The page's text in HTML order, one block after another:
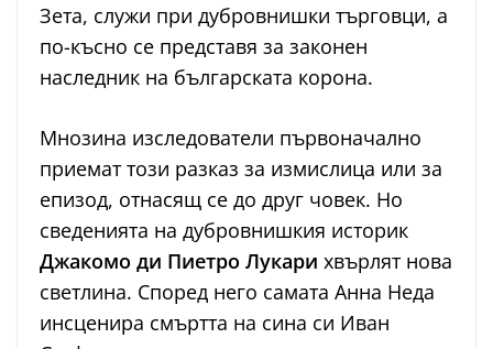
Зета, служи при дубровнишки търговци, а
по-късно се представя за законен
наследник на българската корона.
Мнозина изследователи първоначално
приемат този разказ за измислица или за
епизод, отнасящ се до друг човек. Но
сведенията на дубровнишкия историк
Джакомо ди Пиетро Лукари хвърлят нова
светлина. Според него самата Анна Неда
инсценира смъртта на сина си Иван